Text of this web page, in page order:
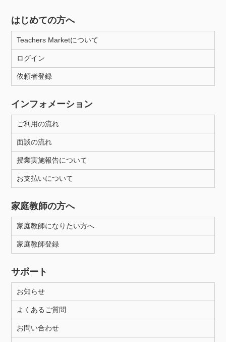
はじめての方へ
Teachers Marketについて
ログイン
依頼者登録
インフォメーション
ご利用の流れ
面談の流れ
授業実施報告について
お支払いについて
家庭教師の方へ
家庭教師になりたい方へ
家庭教師登録
サポート
お知らせ
よくあるご質問
お問い合わせ